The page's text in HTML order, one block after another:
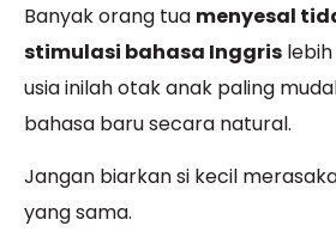
Banyak orang tua menyesal
stimulasi bahasa Inggris
usia inilah otak anak paling
bahasa baru secara natural.
Jangan biarkan si kecil
yang sama.